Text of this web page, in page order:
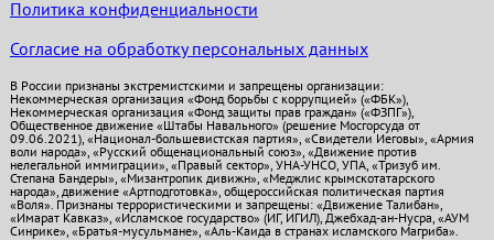
Политика конфиденциальности
Согласие на обработку персональных данных
В России признаны экстремистскими и запрещены организации:
Некоммерческая организация «Фонд борьбы с коррупцией» («ФБК»),
Некоммерческая организация «Фонд защиты прав граждан» («ФЗПГ»),
Общественное движение «Штабы Навального» (решение Мосгорсуда от
09.06.2021), «Национал-большевистская партия», «Свидетели Иеговы», «Армия
воли народа», «Русский общенациональный союз», «Движение против
нелегальной иммиграции», «Правый сектор», УНА-УНСО, УПА, «Тризуб им.
Степана Бандеры», «Мизантропик дивижн», «Меджлис крымскотатарского
народа», движение «Артподготовка», общероссийская политическая партия
«Воля». Признаны террористическими и запрещены: «Движение Талибан»,
«Имарат Кавказ», «Исламское государство» (ИГ, ИГИЛ), Джебхад-ан-Нусра, «АУМ
Синрике», «Братья-мусульмане», «Аль-Каида в странах исламского Магриба».